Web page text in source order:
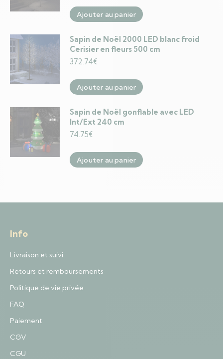
Ajouter au panier
Sapin de Noël 2000 LED blanc froid
Cerisier en fleurs 500 cm
372.74€
Ajouter au panier
Sapin de Noël gonflable avec LED
Int/Ext 240 cm
74.75€
Ajouter au panier
Info
Livraison et suivi
Retours et remboursements
Politique de vie privée
FAQ
Paiement
CGV
CGU